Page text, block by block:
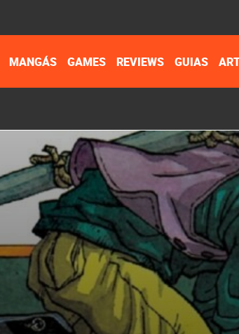
MANGÁS GAMES REVIEWS GUIAS